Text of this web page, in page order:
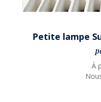
Petite lampe
À